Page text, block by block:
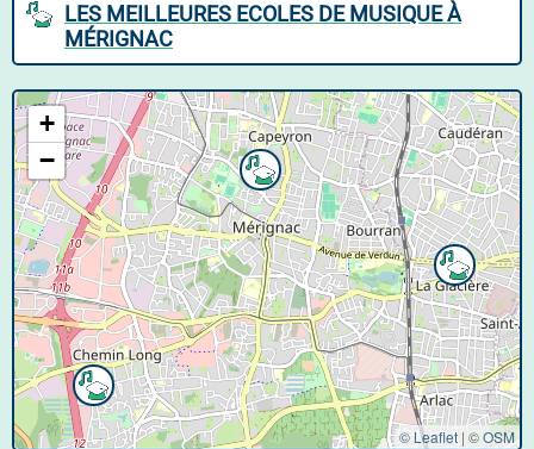
LES MEILLEURES ECOLES DE MUSIQUE À
MÉRIGNAC
+
−
© Leaflet | ©OSM